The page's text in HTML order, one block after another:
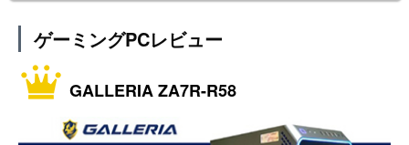
ゲーミングPCレビュー
GALLERIA ZA7R-R58